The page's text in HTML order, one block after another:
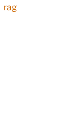
rag